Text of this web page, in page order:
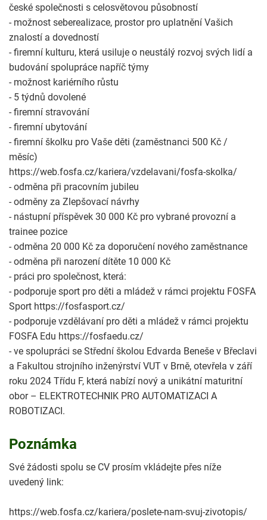
české společnosti s celosvětovou působností
- možnost seberealizace, prostor pro uplatnění Vašich
znalostí a dovedností
- firemní kulturu, která usiluje o neustálý rozvoj svých lidí a
budování spolupráce napříč týmy
- možnost kariérního růstu
- 5 týdnů dovolené
- firemní stravování
- firemní ubytování
- firemní školku pro Vaše děti (zaměstnanci 500 Kč /
měsíc)
https://web.fosfa.cz/kariera/vzdelavani/fosfa-skolka/
- odměna při pracovním jubileu
- odměny za Zlepšovací návrhy
- nástupní příspěvek 30 000 Kč pro vybrané provozní a
trainee pozice
- odměna 20 000 Kč za doporučení nového zaměstnance
- odměna při narození dítěte 10 000 Kč
- práci pro společnost, která:
- podporuje sport pro děti a mládež v rámci projektu FOSFA
Sport https://fosfasport.cz/
- podporuje vzdělávaní pro děti a mládež v rámci projektu
FOSFA Edu https://fosfaedu.cz/
- ve spolupráci se Střední školou Edvarda Beneše v Břeclavi
a Fakultou strojního inženýrství VUT v Brně, otevřela v září
roku 2024 Třídu F, která nabízí nový a unikátní maturitní
obor – ELEKTROTECHNIK PRO AUTOMATIZACI A
ROBOTIZACI.
Poznámka
Své žádosti spolu se CV prosím vkládejte přes níže
uvedený link:
https://web.fosfa.cz/kariera/poslete-nam-svuj-zivotopis/